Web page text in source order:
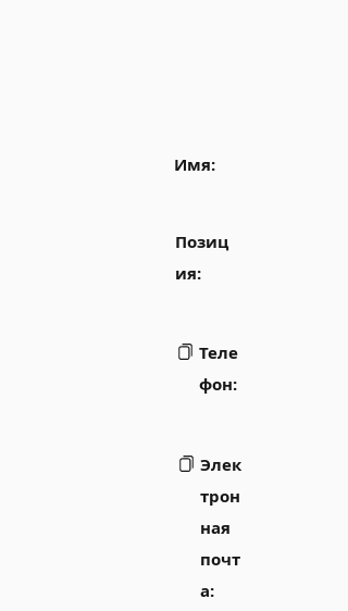
Имя:
Позиц
ия:
Теле
фон:
Элек
трон
ная
почт
а: